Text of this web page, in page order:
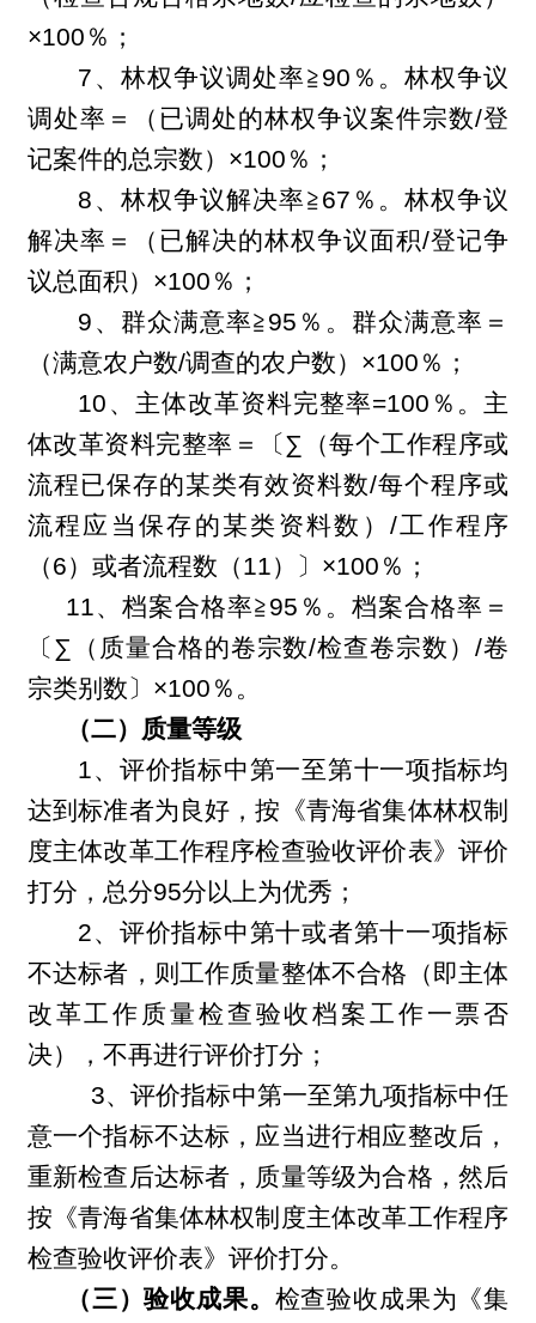
×100％；
7 、林权争议调处率≧90 ％。林权争议
调处率＝（已调处的林权争议案件宗数/登
记案件的总宗数）×100％；
8 、林权争议解决率≧67 ％。林权争议
解决率＝（已解决的林权争议面积/登记争
议总面积）×100％；
9 、群众满意率≧95 ％。群众满意率＝
（满意农户数/调查的农户数）×100％；
10 、主体改革资料完整率=100％。主
体改革资料完整率＝〔∑（每个工作程序或
流程已保存的某类有效资料数/每个程序或
流程应当保存的某类资料数）/工作程序
（6）或者流程数（11）〕×100％；
11、档案合格率≧95 ％。档案合格率＝
〔∑（质量合格的卷宗数/检查卷宗数）/卷
宗类别数〕×100％。
（二）质量等级
1、评价指标中第一至第十一项指标均
达到标准者为良好，按《青海省集体林权制
度主体改革工作程序检查验收评价表》评价
打分， 总分95分以上为优秀 ；
2、评价指标中第十或者第十一项指标
不达标者，则工作质量整体不合格（即主体
改革工作质量检查验收档案工作一票否
决），不再进行评价打分；
3、评价指标中第一至第九项指标中任
意一个指标不达标，应当进行相应整改后，
重新检查后达标者，质量等级为合格，然后
按《青海省集体林权制度主体改革工作程序
检查验收评价表》评价打分。
（三）验收成果。 检查验收成果为《集